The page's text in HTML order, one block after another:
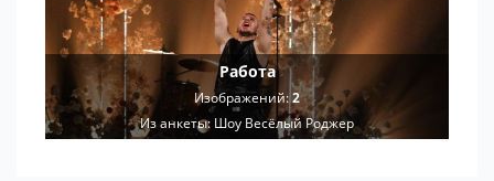
Работа
Изображений: 2
Из анкеты: Шоу Весёлый Роджер